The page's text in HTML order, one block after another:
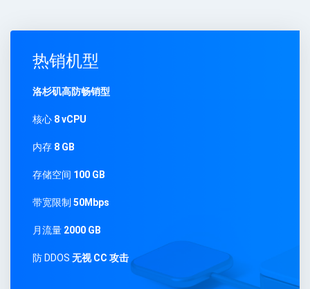
热销机型
洛杉矶高防畅销型
核心 8 vCPU
内存 8 GB
存储空间 100 GB
带宽限制 50Mbps
月流量 2000 GB
防 DDOS 无视 CC 攻击